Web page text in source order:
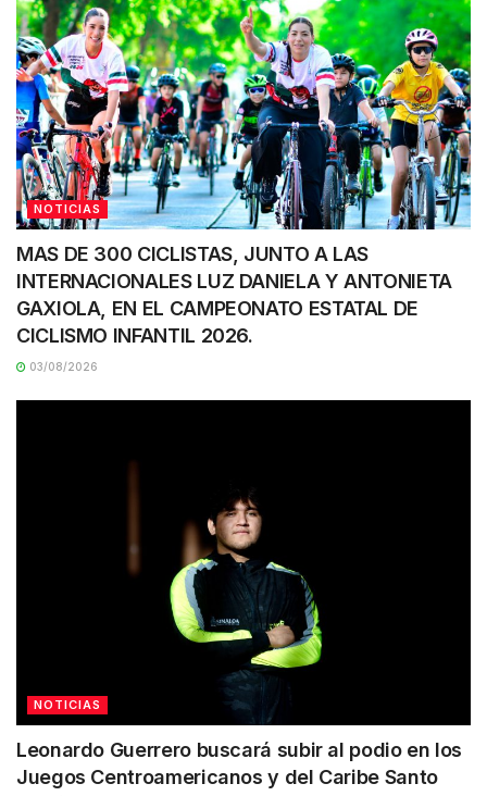
NOTICIAS
MAS DE 300 CICLISTAS, JUNTO A LAS
INTERNACIONALES LUZ DANIELA Y ANTONIETA
GAXIOLA, EN EL CAMPEONATO ESTATAL DE
CICLISMO INFANTIL 2026.
03/08/2026
NOTICIAS
Leonardo Guerrero buscará subir al podio en los
Juegos Centroamericanos y del Caribe Santo